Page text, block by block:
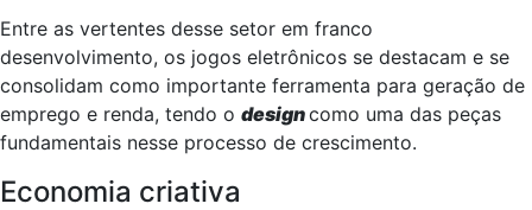
Entre as vertentes desse setor em franco
desenvolvimento, os jogos eletrônicos se destacam e se
consolidam como importante ferramenta para geração de
emprego e renda, tendo o designcomo uma das peças
fundamentais nesse processo de crescimento.
Economia criativa